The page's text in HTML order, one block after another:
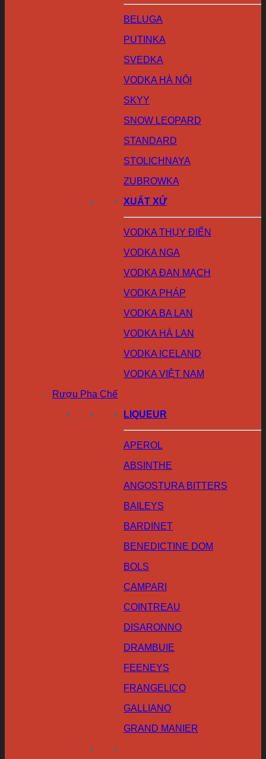
BELUGA
PUTINKA
SVEDKA
VODKA HÀ NỘI
SKYY
SNOW LEOPARD
STANDARD
STOLICHNAYA
ZUBROWKA
XUẤT XỨ
VODKA THỤY ĐIỂN
VODKA NGA
VODKA ĐAN MẠCH
VODKA PHÁP
VODKA BA LAN
VODKA HÀ LAN
VODKA ICELAND
VODKA VIỆT NAM
Rượu Pha Chế
LIQUEUR
APEROL
ABSINTHE
ANGOSTURA BITTERS
BAILEYS
BARDINET
BENEDICTINE DOM
BOLS
CAMPARI
COINTREAU
DISARONNO
DRAMBUIE
FEENEYS
FRANGELICO
GALLIANO
GRAND MANIER